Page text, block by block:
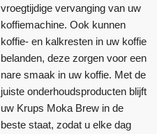
vroegtijdige vervanging van uw
koffiemachine. Ook kunnen
koffie- en kalkresten in uw koffie
belanden, deze zorgen voor een
nare smaak in uw koffie. Met de
juiste onderhoudsproducten blijft
uw Krups Moka Brew in de
beste staat, zodat u elke dag